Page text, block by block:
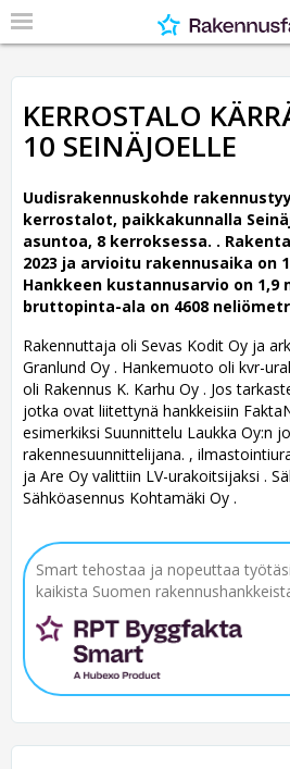
KERROSTALO
10 SEINÄJOELLE
Uudisrakennuskohde
kerrostalot, paikkakunnalla
asuntoa, 8 kerroksessa. .
2023 ja arvioitu rakennusaika on
Hankkeen kustannusarvio on 1,9
bruttopinta-ala on 4608
Rakennuttaja oli Sevas Kodit Oy ja
Granlund Oy . Hankemuoto oli kvr-
oli Rakennus K. Karhu Oy . Jos
jotka ovat liitettynä hankkeisiin
esimerkiksi Suunnittelu Laukka Oy:n
rakennesuunnittelijana. ,
ja Are Oy valittiin LV-urakoitsijaksi .
Sähköasennus Kohtamäki Oy .
Smart tehostaa ja nopeuttaa
kaikista Suomen